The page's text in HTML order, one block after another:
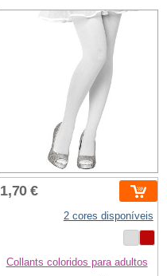
1,70 €
2 cores disponíveis
Collants coloridos para adultos